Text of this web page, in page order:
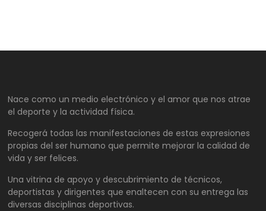
Nace como un medio electrónico y el amor que nos atrae
el deporte y la actividad física.
Recogerá todas las manifestaciones de estas expresiones
propias del ser humano que permite mejorar la calidad de
vida y ser felices.
Una vitrina de apoyo y descubrimiento de técnicos,
deportistas y dirigentes que enaltecen con su entrega las
diversas disciplinas deportivas.